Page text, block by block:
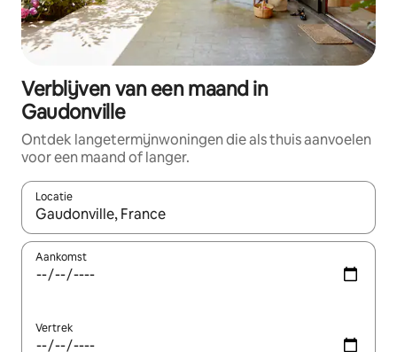
Verblijven van een maand in
Gaudonville
Ontdek langetermijnwoningen die als thuis aanvoelen
voor een maand of langer.
Locatie
Wanneer er resultaten beschikbaar zijn, maak je een keuze
Aankomst
Vertrek